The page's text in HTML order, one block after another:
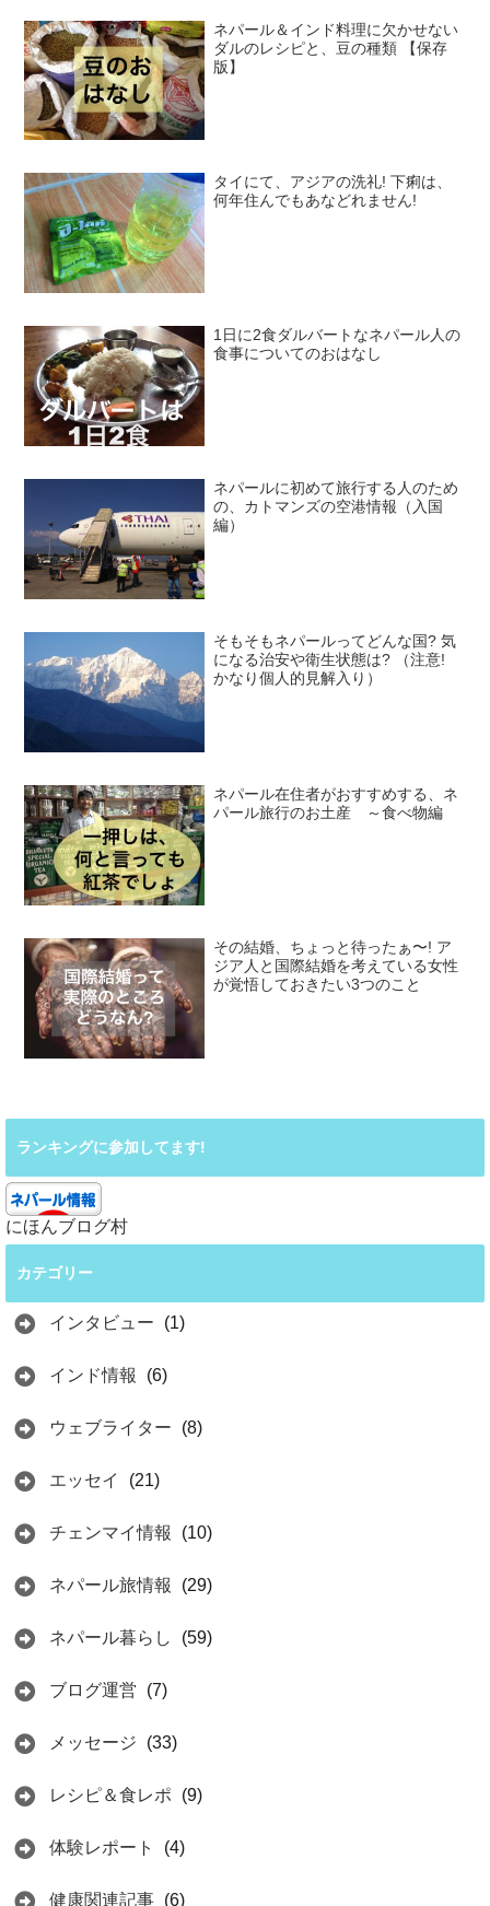
ネパール＆インド料理に欠かせない
ダルのレシピと、豆の種類 【保存
版】
タイにて、アジアの洗礼! 下痢は、
何年住んでもあなどれません!
1日に2食ダルバートなネパール人の
食事についてのおはなし
ネパールに初めて旅行する人のため
の、カトマンズの空港情報（入国
編）
そもそもネパールってどんな国? 気
になる治安や衛生状態は? （注意!
かなり個人的見解入り）
ネパール在住者がおすすめする、ネ
パール旅行のお土産 ～食べ物編
その結婚、ちょっと待ったぁ〜! ア
ジア人と国際結婚を考えている女性
が覚悟しておきたい3つのこと
ランキングに参加してます!
にほんブログ村
カテゴリー
インタビュー (1)
インド情報 (6)
ウェブライター (8)
エッセイ (21)
チェンマイ情報 (10)
ネパール旅情報 (29)
ネパール暮らし (59)
ブログ運営 (7)
メッセージ (33)
レシピ＆食レポ (9)
体験レポート (4)
健康関連記事 (6)